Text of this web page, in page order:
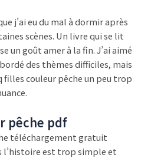
j’ai eu du mal à dormir après
scènes. Un livre qui se lit
un goût amer à la fin. J’ai aimé
des thèmes difficiles, mais
filles couleur pêche un peu trop
pêche pdf
téléchargement gratuit
l’histoire est trop simple et